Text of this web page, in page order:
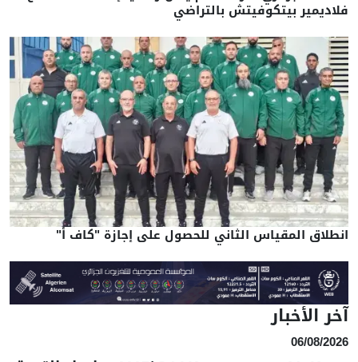
فلاديمير بيتكوفيتش بالتراضي
انطلاق المقياس الثاني للحصول على إجازة "كاف أ"
آخر الأخبار
06/08/2026